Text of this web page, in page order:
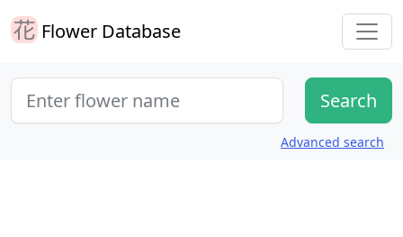
Flower Database
Advanced search